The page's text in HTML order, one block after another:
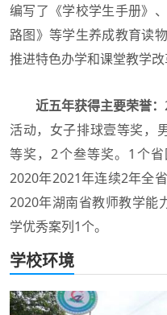
编写了《学校学生手册》
路图》等学生养成教育读
推进特色办学和课堂教学改
近五年获得主要荣誉：
活动，女子排球壹等奖，
等奖，2个叁等奖。1个
2020年2021年连续2年全
2020年湖南省教师教学能
学优秀案列1个。
学校环境